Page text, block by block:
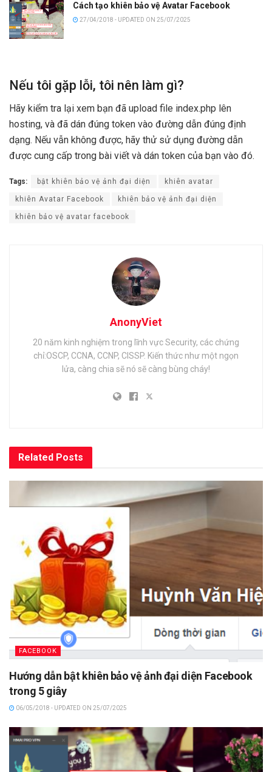
Cách tạo khiên bảo vệ Avatar Facebook
27/04/2018 - UPDATED ON 25/07/2025
Nếu tôi gặp lỗi, tôi nên làm gì?
Hãy kiểm tra lại xem bạn đã upload file index.php lên
hosting, và đã dán đúng token vào đường dẫn đúng định
dạng. Nếu vẫn không được, hãy thử sử dụng đường dẫn
được cung cấp trong bài viết và dán token của bạn vào đó.
Tags: bật khiên bảo vệ ảnh đại diện khiên avatar
khiên Avatar Facebook khiên bảo vệ ảnh đại diện
khiên bảo vệ avatar facebook
AnonyViet
20 năm kinh nghiệm trong lĩnh vực Security, các chứng
chỉ:OSCP, CCNA, CCNP, CISSP. Kiến thức như một ngọn
lửa, càng chia sẽ nó sẽ càng bùng cháy!
Related Posts
FACEBOOK
Hướng dẫn bật khiên bảo vệ ảnh đại diện Facebook
trong 5 giây
06/05/2018 - UPDATED ON 25/07/2025